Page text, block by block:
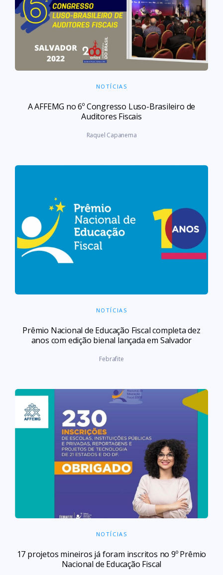
NOTÍCIAS
A AFFEMG no 6º Congresso Luso-Brasileiro de
Auditores Fiscais
Raquel Capanema
NOTÍCIAS
Prêmio Nacional de Educação Fiscal completa dez
anos com edição bienal lançada em Salvador
Febrafite
NOTÍCIAS
17 projetos mineiros já foram inscritos no 9º Prêmio
Nacional de Educação Fiscal